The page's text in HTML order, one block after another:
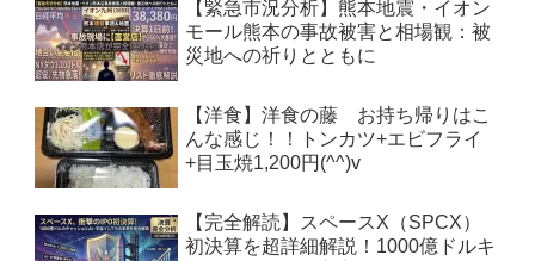
【緊急市況分析】熊本地震・イオン
モール熊本の事故被害と相場観：被
災地への祈りとともに
【洋食】洋食の藤 お持ち帰りはこ
んな感じ！！トンカツ+エビフライ
+目玉焼1,200円(^^)v
【完全解読】スペースX（SPCX）
初決算を超詳細解説！1000億ドルキ